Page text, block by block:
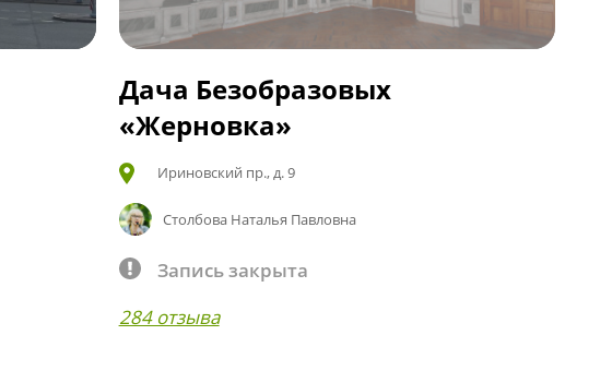
Дача Безобразовых
«Жерновка»
Ириновский пр., д. 9
Столбова Наталья Павловна
Запись закрыта
284 отзыва